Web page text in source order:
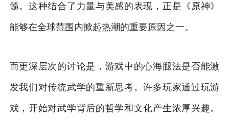
髓。这种结合了力量与美感的表现，正是《原神》
能够在全球范围内掀起热潮的重要原因之一。
而更深层次的讨论是，游戏中的心海腿法是否能激
发我们对传统武学的重新思考。许多玩家通过玩游
戏，开始对武学背后的哲学和文化产生浓厚兴趣。